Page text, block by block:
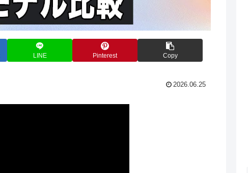
LINE Pinterest Copy
2026.06.25